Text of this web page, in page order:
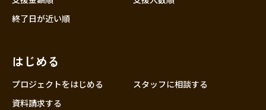
終了日が近い順
はじめる
プロジェクトをはじめる
スタッフに相談する
資料請求する